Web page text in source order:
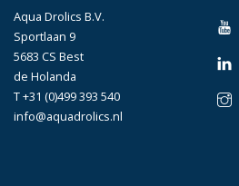
Aqua Drolics B.V.
Sportlaan 9
5683 CS Best
de Holanda
T +31 (0)499 393 540
info@aquadrolics.nl